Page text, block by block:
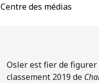
Centre des médias
Osler est fier de figurer
classement 2019 de